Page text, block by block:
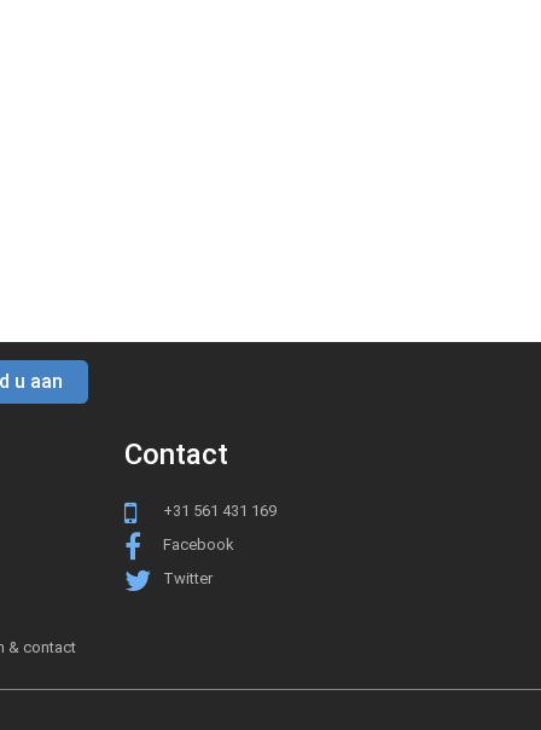
u aan
& contact
Contact
+31 561 431 169
Facebook
Twitter